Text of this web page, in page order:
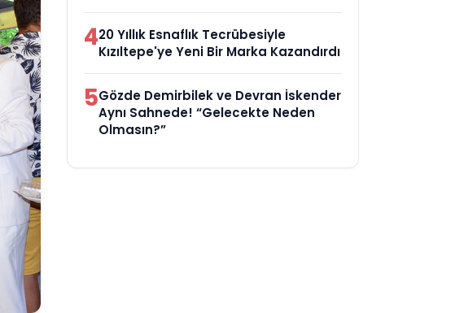
420 Yıllık Esnaflık Tecrübesiyle
Kızıltepe'ye Yeni Bir Marka Kazandırdı
5Gözde Demirbilek ve Devran İskender
Aynı Sahnede! “Gelecekte Neden
Olmasın?”